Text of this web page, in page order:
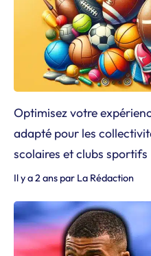
Optimisez votre
adapté pour les
scolaires et clubs sportifs
Il y a 2 ans par La Rédaction